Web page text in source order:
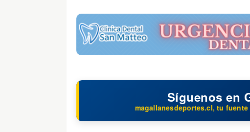
Síguenos en
magallanesdeportes.cl, tu